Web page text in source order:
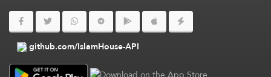
github.com/IslamHouse-API